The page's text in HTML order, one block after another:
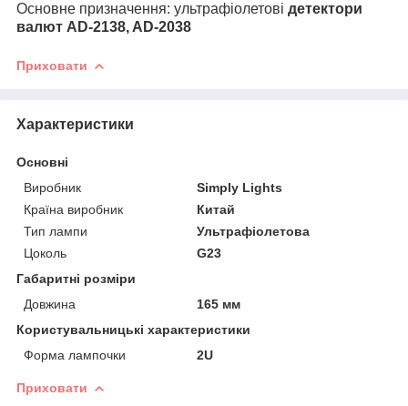
Основне призначення: ультрафіолетові детектори
валют AD-2138, AD-2038
Приховати
Характеристики
Основні
Виробник
Simply Lights
Країна виробник
Китай
Тип лампи
Ультрафіолетова
Цоколь
G23
Габаритні розміри
Довжина
165 мм
Користувальницькі характеристики
Форма лампочки
2U
Приховати